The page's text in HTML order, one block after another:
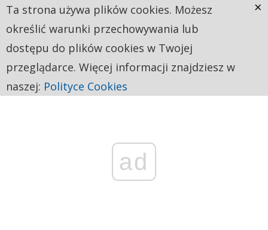
ad
Ta strona używa plików cookies. Możesz
określić warunki przechowywania lub
dostępu do plików cookies w Twojej
przeglądarce. Więcej informacji znajdziesz w
naszej: Polityce Cookies
×